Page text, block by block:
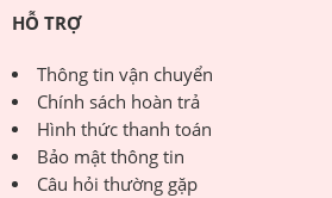
HỖ TRỢ
Thông tin vận chuyển
Chính sách hoàn trả
Hình thức thanh toán
Bảo mật thông tin
Câu hỏi thường gặp